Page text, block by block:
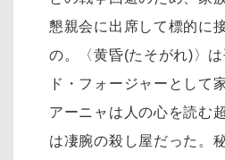
懇親会に出席して標的に
の。〈黄昏(たそがれ)〉
ド・フォージャーとして
アーニャは人の心を読む
は凄腕の殺し屋だった。